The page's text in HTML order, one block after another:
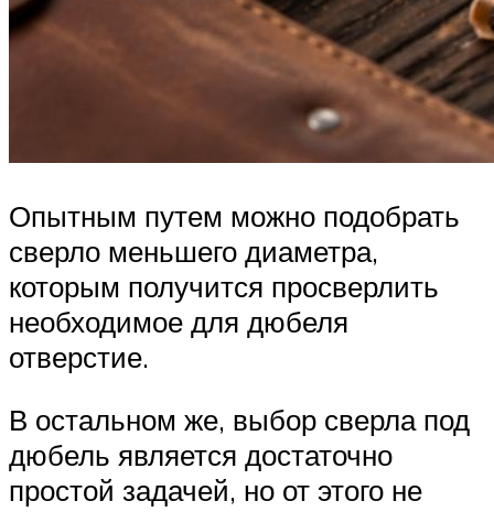
Опытным путем можно подобрать
сверло меньшего диаметра,
которым получится просверлить
необходимое для дюбеля
отверстие.
В остальном же, выбор сверла под
дюбель является достаточно
простой задачей, но от этого не